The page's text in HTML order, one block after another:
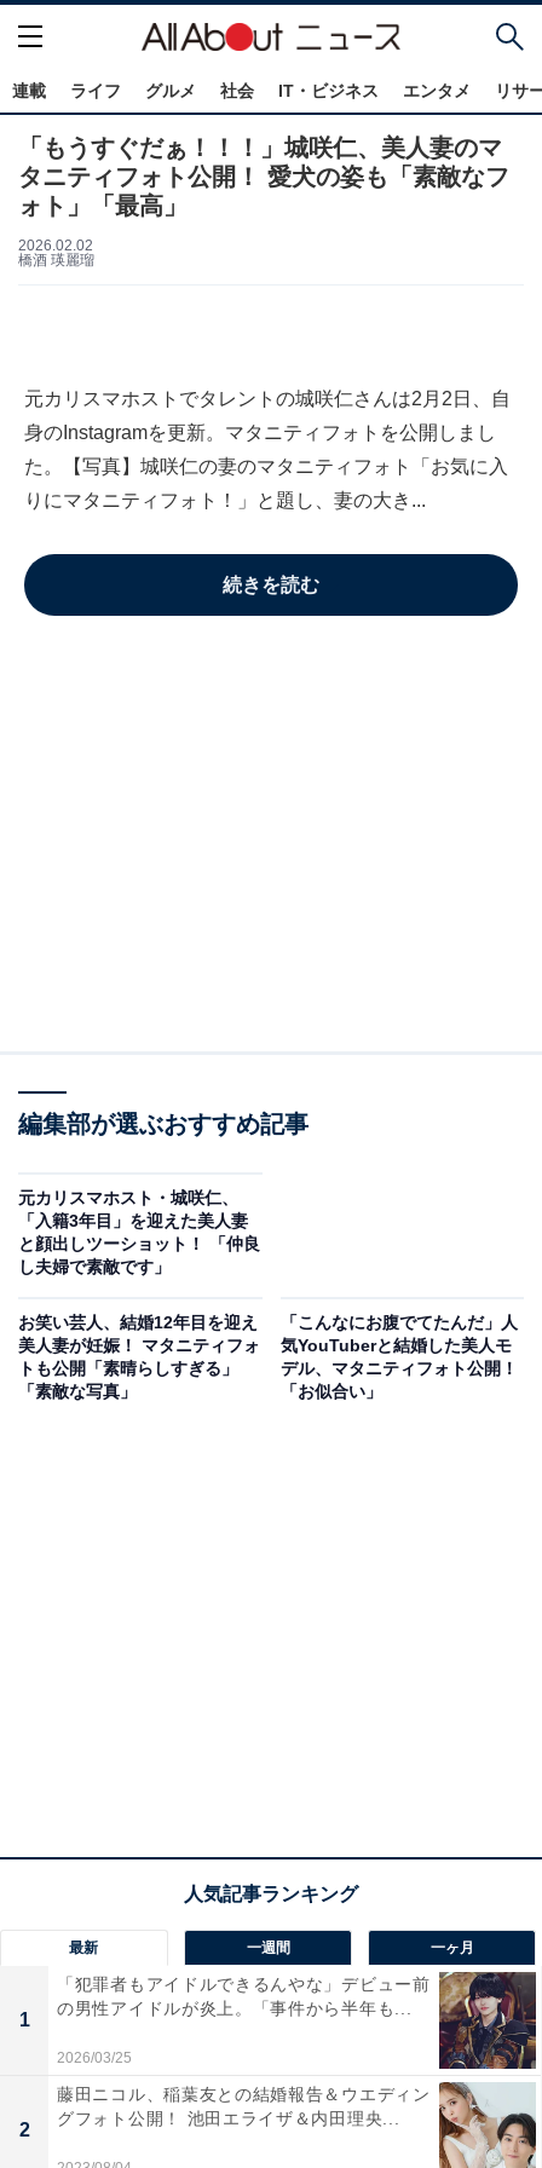
連載 ライフ グルメ 社会 IT・ビジネス エンタメ リサ
「もうすぐだぁ！！！」城咲仁、美人妻のマ
タニティフォト公開！ 愛犬の姿も「素敵なフ
ォト」「最高」
2026.02.02
橋酒 瑛麗瑠
元カリスマホストでタレントの城咲仁さんは2月2日、自
身のInstagramを更新。マタニティフォトを公開しまし
た。【写真】城咲仁の妻のマタニティフォト「お気に入
りにマタニティフォト！」と題し、妻の大き...
続きを読む
編集部が選ぶおすすめ記事
元カリスマホスト・城咲仁、
「入籍3年目」を迎えた美人妻
と顔出しツーショット！ 「仲良
し夫婦で素敵です」
お笑い芸人、結婚12年目を迎え
美人妻が妊娠！ マタニティフォ
トも公開「素晴らしすぎる」
「素敵な写真」
「こんなにお腹でてたんだ」人
気YouTuberと結婚した美人モ
デル、マタニティフォト公開！
「お似合い」
最新 一週間 一ヶ月
1
「犯罪者もアイドルできるんやな」デビュー前
の男性アイドルが炎上。「事件から半年も...
2026/03/25
2
藤田ニコル、稲葉友との結婚報告＆ウエディン
グフォト公開！ 池田エライザ＆内田理央...